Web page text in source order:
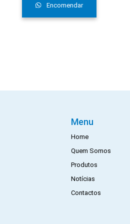
Encomendar
Menu
Home
Quem Somos
Produtos
Notícias
Contactos